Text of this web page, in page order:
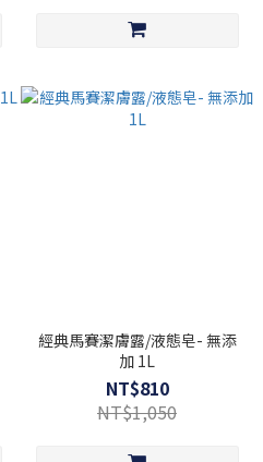
經典馬賽潔膚露/液態皂- 無添
加 1L
NT$810
NT$1,050